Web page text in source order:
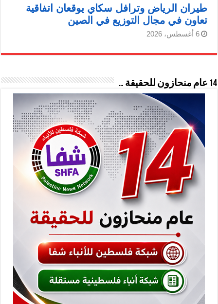
طيران الرياض وترافل سكاي يوقعان اتفاقية
تعاون في مجال التوزيع في الصين
6 أغسطس، 2026
14 عام منحازون للحقيقة …